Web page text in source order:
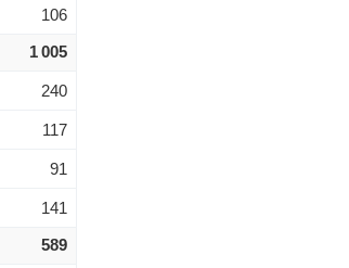
106
1 005
240
117
91
141
589